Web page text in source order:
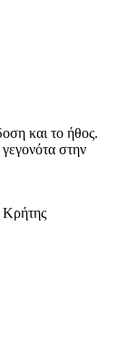
και το ήθος.
στην
Κρήτης